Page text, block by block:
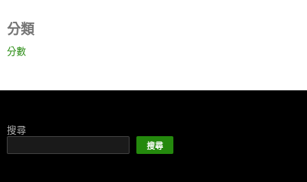
分類
分數
搜尋
搜尋